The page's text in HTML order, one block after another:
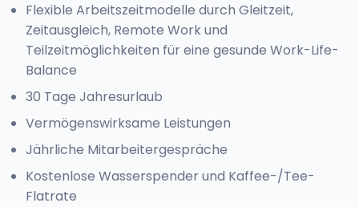
Flexible Arbeitszeitmodelle durch Gleitzeit,
Zeitausgleich, Remote Work und
Teilzeitmöglichkeiten für eine gesunde Work-Life-
Balance
30 Tage Jahresurlaub
Vermögenswirksame Leistungen
Jährliche Mitarbeitergespräche
Kostenlose Wasserspender und Kaffee-/Tee-
Flatrate